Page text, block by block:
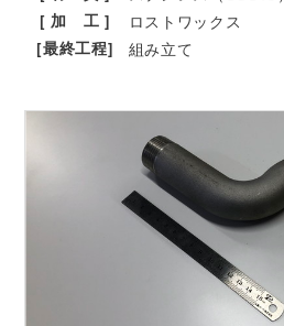
[ 加 工 ] ロストワックス
[最終工程] 組み立て